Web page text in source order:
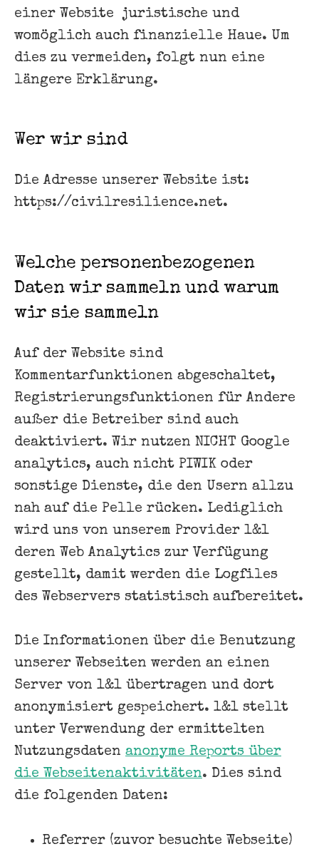
einer Website juristische und
womöglich auch finanzielle Haue. Um
dies zu vermeiden, folgt nun eine
längere Erklärung.
Wer wir sind
Die Adresse unserer Website ist:
https://civilresilience.net.
Welche personenbezogenen
Daten wir sammeln und warum
wir sie sammeln
Auf der Website sind
Kommentarfunktionen abgeschaltet,
Registrierungsfunktionen für Andere
außer die Betreiber sind auch
deaktiviert. Wir nutzen NICHT Google
analytics, auch nicht PIWIK oder
sonstige Dienste, die den Usern allzu
nah auf die Pelle rücken. Lediglich
wird uns von unserem Provider 1&1
deren Web Analytics zur Verfügung
gestellt, damit werden die Logfiles
des Webservers statistisch aufbereitet.
Die Informationen über die Benutzung
unserer Webseiten werden an einen
Server von 1&1 übertragen und dort
anonymisiert gespeichert. 1&1 stellt
unter Verwendung der ermittelten
Nutzungsdaten anonyme Reports über
die Webseitenaktivitäten. Dies sind
die folgenden Daten:
Referrer (zuvor besuchte Webseite)